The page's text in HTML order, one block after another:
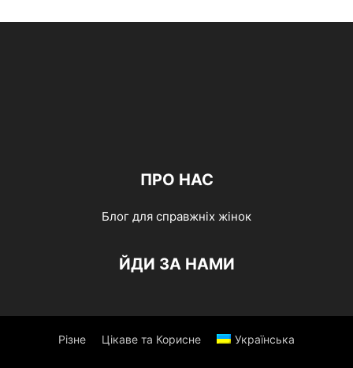
ПРО НАС
Блог для справжніх жінок
ЙДИ ЗА НАМИ
Різне Цікаве та Корисне Українська